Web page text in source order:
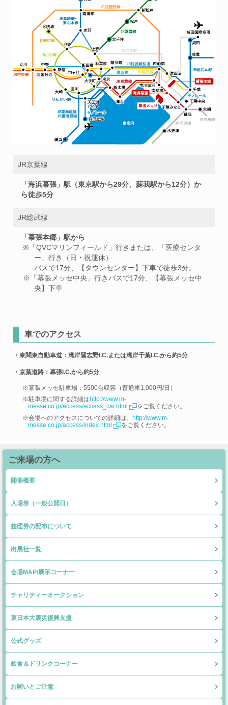
JR京葉線
「海浜幕張」駅（東京駅から29分、蘇我駅から12分）か
ら徒歩5分
JR総武線
「幕張本郷」駅から
※「QVCマリンフィールド」行きまたは、「医療センタ
ー」行き（日・祝運休）
バスで17分、【タウンセンター】下車で徒歩3分。
※「幕張メッセ中央」行きバスで17分、【幕張メッセ中
央】下車
車でのアクセス
・東関東自動車道：湾岸習志野I.C.または湾岸千葉I.C.から約5分
・京葉道路：幕張I.C.から約5分
※幕張メッセ駐車場：5500台収容（普通車1,000円/日）
※駐車場に関する詳細は http://www.m-
messe.co.jp/access/access_car.html
をご覧ください。
※会場へのアクセスについての詳細は、
http://www.m-
messe.co.jp/access/index.html
をご覧ください。
ご来場の方へ
開催概要
入場券（一般公開日）
整理券の配布について
出展社一覧
会場MAP/展示コーナー
チャリティーオークション
東日本大震災復興支援
公式グッズ
飲食＆ドリンクコーナー
お願いとご注意